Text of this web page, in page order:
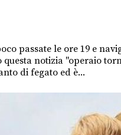
passate le ore 19 e
questa notizia "operaio
di fegato ed è...